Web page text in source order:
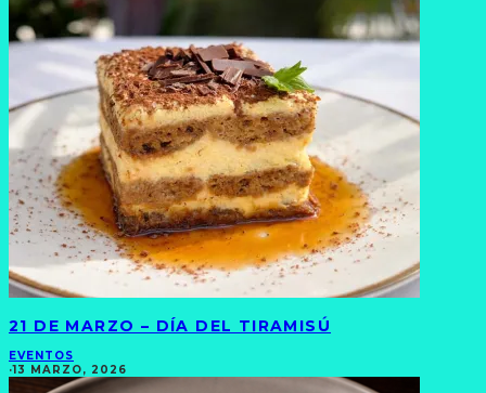
21 DE MARZO – DÍA DEL TIRAMISÚ
EVENTOS
·13 MARZO, 2026